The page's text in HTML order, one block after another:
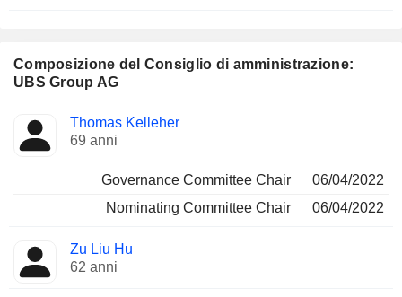
Composizione del Consiglio di amministrazione:
UBS Group AG
Amministratore Comitati
Thomas Kelleher
69 anni
Governance Committee Chair
06/04/2022
Nominating Committee Chair
06/04/2022
Zu Liu Hu
62 anni